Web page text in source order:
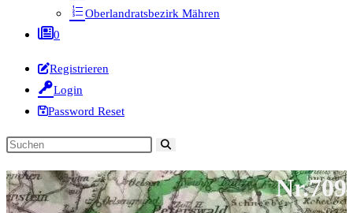
Oberlandratsbezirk Mähren
0
Registrieren
Login
Password Reset
Diese
durchsuchen
Nr.709